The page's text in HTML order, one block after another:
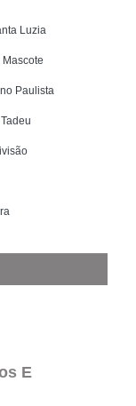
Luzia
Paulista
E